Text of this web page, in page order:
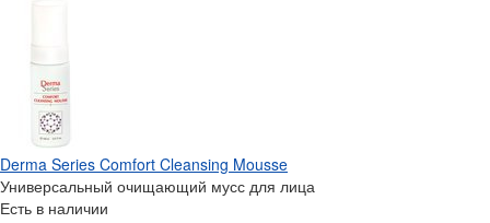
Derma Series Comfort Cleansing Mousse
Универсальный очищающий мусс для лица
Есть в наличии